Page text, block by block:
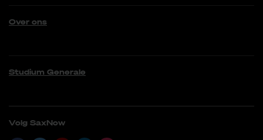
Over ons
Studium Generale
Volg SaxNow